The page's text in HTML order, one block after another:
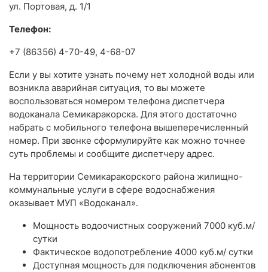
ул. Портовая, д. 1/1
Телефон:
+7 (86356) 4-70-49, 4-68-07
Если у вы хотите узнать почему нет холодной воды или
возникла аварийная ситуация, то вы можете
воспользоваться номером телефона диспетчера
водоканала Семикаракорска. Для этого достаточно
набрать с мобильного телефона вышеперечисленный
номер. При звонке сформулируйте как можно точнее
суть проблемы и сообщите диспетчеру адрес.
На территории Семикаракорского района жилищно-
коммунальные услуги в сфере водоснабжения
оказывает МУП «Водоканал».
Мощность водоочистных сооружений 7000 куб.м/
сутки
Фактическое водопотребление 4000 куб.м/ сутки
Доступная мощность для подключения абонентов